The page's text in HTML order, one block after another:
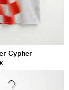
Cypher